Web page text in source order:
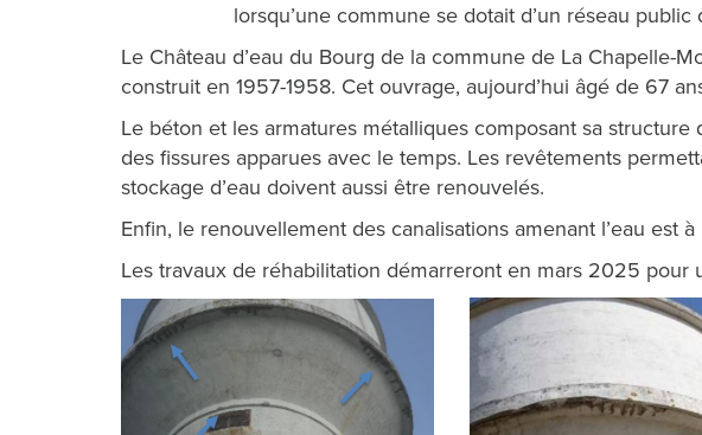
lorsqu’une commune se dotait d’un réseau
Le Château d’eau du Bourg de la commune de La Chapelle-
construit en 1957-1958. Cet ouvrage, aujourd’hui âgé de 67
Le béton et les armatures métalliques composant sa
des fissures apparues avec le temps. Les revêtements
stockage d’eau doivent aussi être renouvelés.
Enfin, le renouvellement des canalisations amenant l’eau est
Les travaux de réhabilitation démarreront en mars 2025 pour